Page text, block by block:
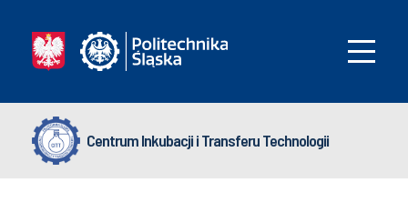
Centrum Inkubacji i Transferu Technologii